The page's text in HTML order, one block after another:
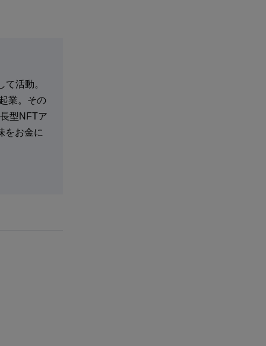
活動。
業。その
型NFTア
をお金に